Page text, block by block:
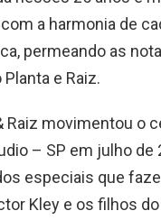
a harmonia de
permeando as
e Raiz.
Raiz movimentou o
– SP em julho de
especiais que
Kley e os filhos